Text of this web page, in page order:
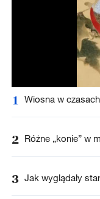
1 Wiosna w
2 Różne „konie” w
3 Jak wyglądały